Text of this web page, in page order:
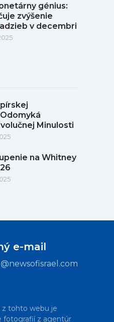
génius:
zvýšenie
v decembri
Minulosti
na Whitney
e-mail
z tohto webu je
fotografií z agentúr